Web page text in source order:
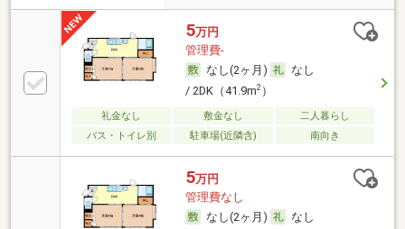
5万円
管理費-
なし(2ヶ月)
なし
/ 2DK（41.9m2）
礼金なし 敷金なし
二人暮らし
バス・トイレ別
駐車場(近隣含) 南向き
5万円
管理費なし
なし(2ヶ月)
なし